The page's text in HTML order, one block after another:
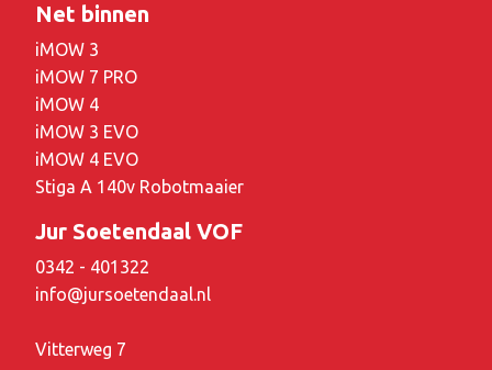
Net binnen
iMOW 3
iMOW 7 PRO
iMOW 4
iMOW 3 EVO
iMOW 4 EVO
Stiga A 140v Robotmaaier
Jur Soetendaal VOF
0342 - 401322
info@jursoetendaal.nl
Vitterweg 7